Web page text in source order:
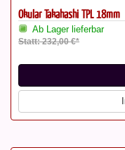
Okular Takahashi TPL 18mm
Ab Lager lieferbar
Statt: 232,00 €*